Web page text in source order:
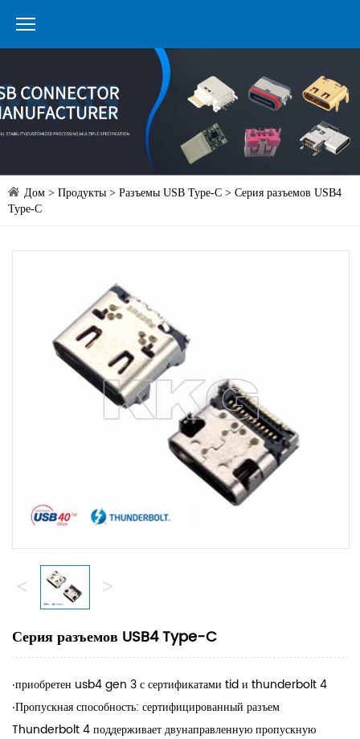
Дом > Продукты > Разъемы USB Type-C > Серия разъемов USB4
Type-C
< >
Серия разъемов USB4 Type-C
‧приобретен usb4 gen 3 с сертификатами tid и thunderbolt 4
‧Пропускная способность: сертифицированный разъем
Thunderbolt 4 поддерживает двунаправленную пропускную